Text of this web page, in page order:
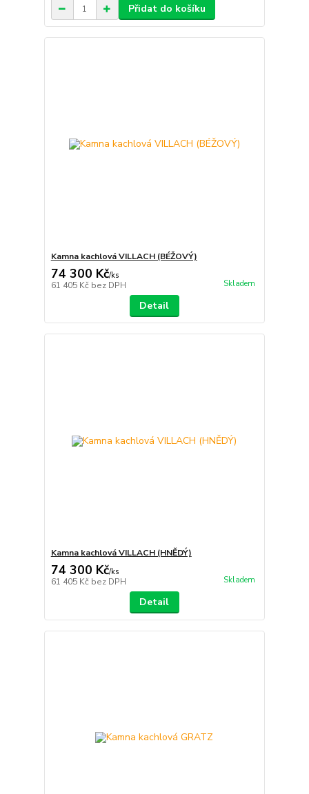
Přidat do košíku
Kamna kachlová VILLACH (BÉŽOVÝ)
74 300 Kč/ks
61 405 Kč bez DPH Skladem
Detail
Kamna kachlová VILLACH (HNĚDÝ)
74 300 Kč/ks
61 405 Kč bez DPH Skladem
Detail